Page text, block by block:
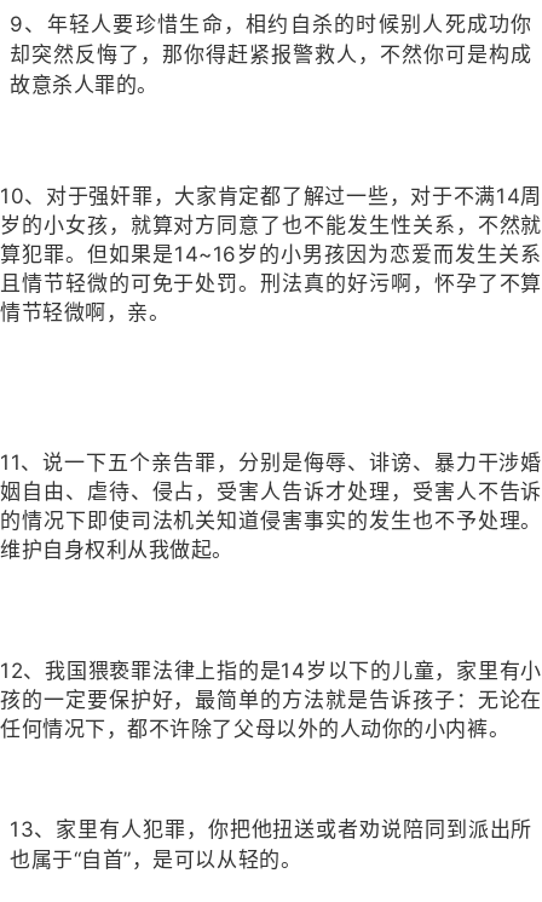
9、年轻人要珍惜生命，相约自杀的时候别人死成功你
却突然反悔了，那你得赶紧报警救人，不然你可是构成
故意杀人罪的。
10、对于强奸罪，大家肯定都了解过一些，对于不满14周
岁的小女孩，就算对方同意了也不能发生性关系，不然就
算犯罪。但如果是14~16岁的小男孩因为恋爱而发生关系
且情节轻微的可免于处罚。刑法真的好污啊，怀孕了不算
情节轻微啊，亲。
11、说一下五个亲告罪，分别是侮辱、诽谤、暴力干涉婚
姻自由、虐待、侵占，受害人告诉才处理，受害人不告诉
的情况下即使司法机关知道侵害事实的发生也不予处理。
维护自身权利从我做起。
12、我国猥亵罪法律上指的是14岁以下的儿童，家里有小
孩的一定要保护好，最简单的方法就是告诉孩子：无论在
任何情况下，都不许除了父母以外的人动你的小内裤。
13、家里有人犯罪，你把他扭送或者劝说陪同到派出所
也属于“自首”，是可以从轻的。